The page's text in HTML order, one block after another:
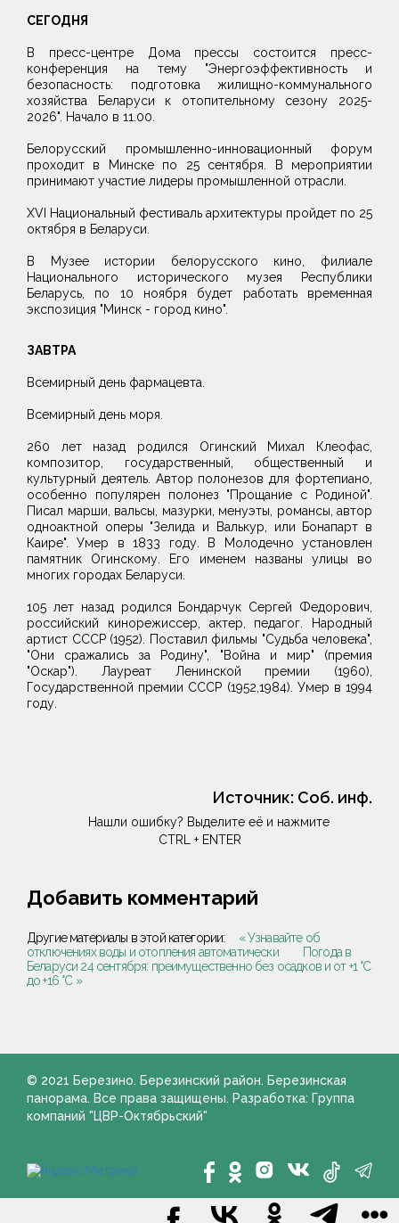
СЕГОДНЯ
В пресс-центре Дома прессы состоится пресс-
конференция на тему "Энергоэффективность и
безопасность: подготовка жилищно-коммунального
хозяйства Беларуси к отопительному сезону 2025-
2026". Начало в 11.00.
Белорусский промышленно-инновационный форум
проходит в Минске по 25 сентября. В мероприятии
принимают участие лидеры промышленной отрасли.
XVI Национальный фестиваль архитектуры пройдет по 25
октября в Беларуси.
В Музее истории белорусского кино, филиале
Национального исторического музея Республики
Беларусь, по 10 ноября будет работать временная
экспозиция "Минск - город кино".
ЗАВТРА
Всемирный день фармацевта.
Всемирный день моря.
260 лет назад родился Огинский Михал Клеофас,
композитор, государственный, общественный и
культурный деятель. Автор полонезов для фортепиано,
особенно популярен полонез "Прощание с Родиной".
Писал марши, вальсы, мазурки, менуэты, романсы, автор
одноактной оперы "Зелида и Валькур, или Бонапарт в
Каире". Умер в 1833 году. В Молодечно установлен
памятник Огинскому. Его именем названы улицы во
многих городах Беларуси.
105 лет назад родился Бондарчук Сергей Федорович,
российский кинорежиссер, актер, педагог. Народный
артист СССР (1952). Поставил фильмы "Судьба человека",
"Они сражались за Родину", "Война и мир" (премия
"Оскар"). Лауреат Ленинской премии (1960),
Государственной премии СССР (1952,1984). Умер в 1994
году.
Источник: Соб. инф.
Нашли ошибку? Выделите её и нажмите
CTRL + ENTER
Добавить комментарий
Другие материалы в этой категории:
« Узнавайте об
отключениях воды и отопления автоматически
Погода в
Беларуси 24 сентября: преимущественно без осадков и от +1 °С
до +16 °С »
© 2021 Березино. Березинский район. Березинская
панорама. Все права защищены. Разработка: Группа
компаний "ЦВР-Октябрьский"